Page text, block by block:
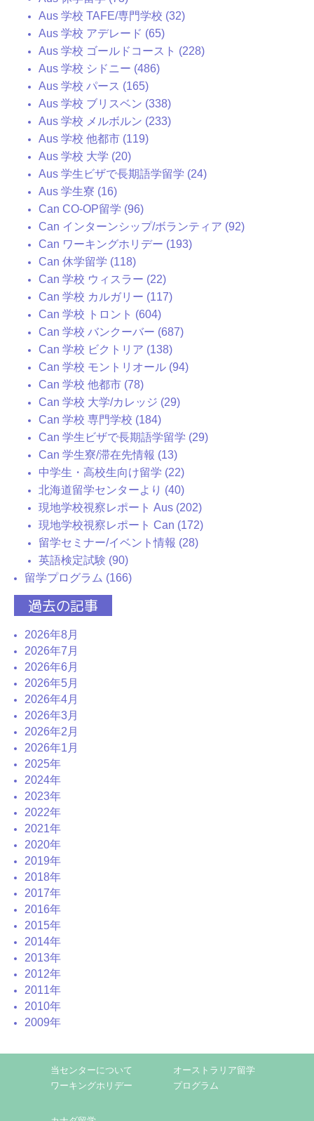
Aus 学校 TAFE/専門学校 (32)
Aus 学校 アデレード (65)
Aus 学校 ゴールドコースト (228)
Aus 学校 シドニー (486)
Aus 学校 パース (165)
Aus 学校 ブリスベン (338)
Aus 学校 メルボルン (233)
Aus 学校 他都市 (119)
Aus 学校 大学 (20)
Aus 学生ビザで長期語学留学 (24)
Aus 学生寮 (16)
Can CO-OP留学 (96)
Can インターンシップ/ボランティア (92)
Can ワーキングホリデー (193)
Can 休学留学 (118)
Can 学校 ウィスラー (22)
Can 学校 カルガリー (117)
Can 学校 トロント (604)
Can 学校 バンクーバー (687)
Can 学校 ビクトリア (138)
Can 学校 モントリオール (94)
Can 学校 他都市 (78)
Can 学校 大学/カレッジ (29)
Can 学校 専門学校 (184)
Can 学生ビザで長期語学留学 (29)
Can 学生寮/滞在先情報 (13)
中学生・高校生向け留学 (22)
北海道留学センターより (40)
現地学校視察レポート Aus (202)
現地学校視察レポート Can (172)
留学セミナー/イベント情報 (28)
英語検定試験 (90)
留学プログラム (166)
過去の記事
2026年8月
2026年7月
2026年6月
2026年5月
2026年4月
2026年3月
2026年2月
2026年1月
2025年
2024年
2023年
2022年
2021年
2020年
2019年
2018年
2017年
2016年
2015年
2014年
2013年
2012年
2011年
2010年
2009年
当センターについて
ワーキングホリデー
オーストラリア留学
プログラム